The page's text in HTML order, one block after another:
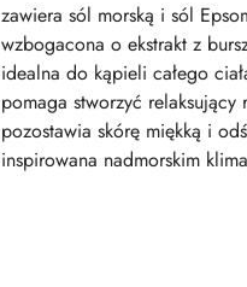
zawiera sól morską i sól
wzbogacona o ekstrakt z
idealna do kąpieli całego
pomaga stworzyć relaksujący
pozostawia skórę miękką i
inspirowana nadmorskim